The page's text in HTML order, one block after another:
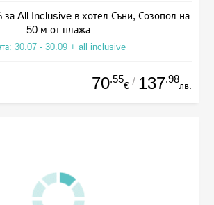
All Inclusive в хотел Съни, Созопол на
50 м от плажа
30.07 - 30.09 + all inclusive
70.55
€ / 137.98
лв.